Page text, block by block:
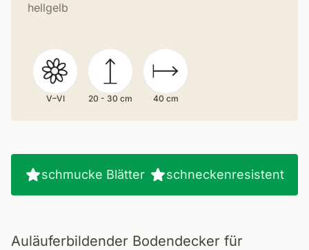
hellgelb
V–VI 20 - 30 cm 40 cm
schmucke Blätter schneckenresistent
Auläuferbildender Bodendecker für